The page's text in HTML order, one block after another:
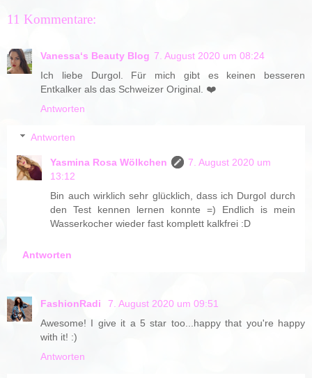
11 Kommentare:
Vanessa‘s Beauty Blog 7. August 2020 um 08:24
Ich liebe Durgol. Für mich gibt es keinen besseren
Entkalker als das Schweizer Original. ❤️
Antworten
Antworten
Yasmina Rosa Wölkchen
7. August 2020 um
13:12
Bin auch wirklich sehr glücklich, dass ich Durgol durch
den Test kennen lernen konnte =) Endlich is mein
Wasserkocher wieder fast komplett kalkfrei :D
Antworten
FashionRadi
7. August 2020 um 09:51
Awesome! I give it a 5 star too...happy that you're happy
with it! :)
Antworten